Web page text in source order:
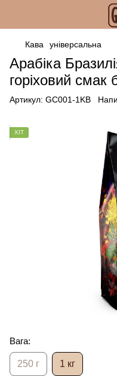
Кава універсальна
Арабіка
горіховий смак
Артикул: GC001-1KB
ХІТ
Вага:
250 г 1 кг